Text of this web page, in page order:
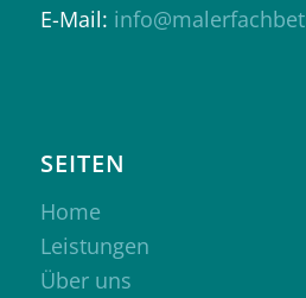
E-Mail:
SEITEN
Home
Leistungen
Über uns